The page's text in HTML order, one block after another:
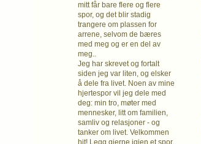
mitt får bare flere og flere
spor, og det blir stadig
trangere om plassen for
arrene, selvom de bæres
med meg og er en del av
meg..
Jeg har skrevet og fortalt
siden jeg var liten, og elsker
å dele fra livet. Noen av mine
hjertespor vil jeg dele med
deg: min tro, møter med
mennesker, litt om familien,
samliv og relasjoner - og
tanker om livet. Velkommen
hit! Legg gjerne igjen et spor,